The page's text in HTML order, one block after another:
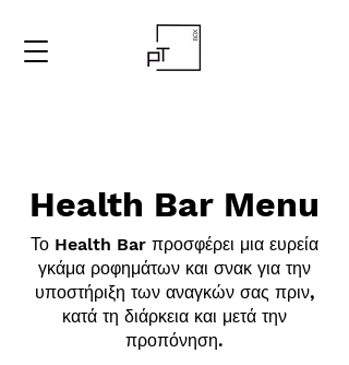
Health Bar Menu
Το Health Bar προσφέρει μια ευρεία
γκάμα ροφημάτων και σνακ για την
υποστήριξη των αναγκών σας πριν,
κατά τη διάρκεια και μετά την
προπόνηση.